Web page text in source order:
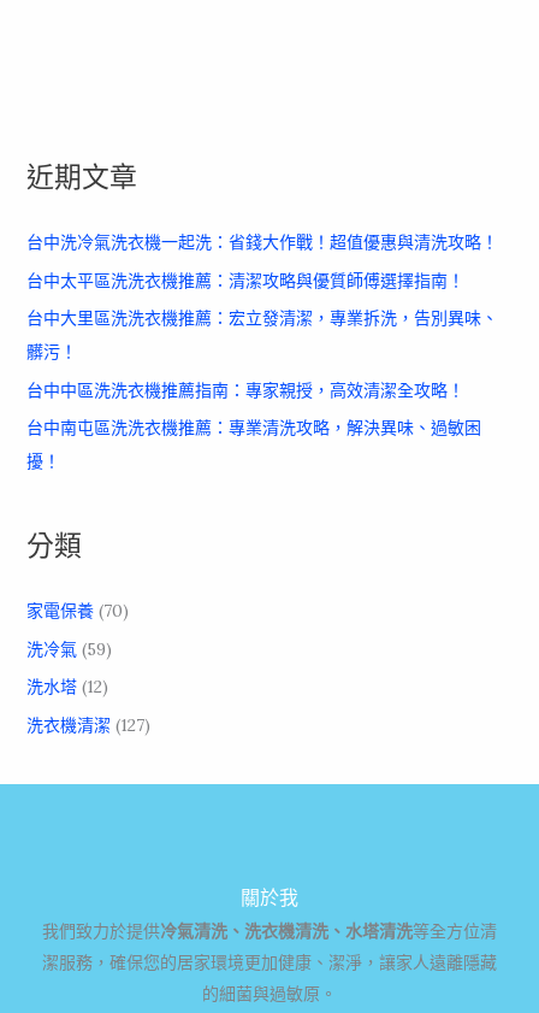
近期文章
台中洗冷氣洗衣機一起洗：省錢大作戰！超值優惠與清洗攻略！
台中太平區洗洗衣機推薦：清潔攻略與優質師傅選擇指南！
台中大里區洗洗衣機推薦：宏立發清潔，專業拆洗，告別異味、
髒污！
台中中區洗洗衣機推薦指南：專家親授，高效清潔全攻略！
台中南屯區洗洗衣機推薦：專業清洗攻略，解決異味、過敏困
擾！
分類
家電保養(70)
洗冷氣(59)
洗水塔(12)
洗衣機清潔 (127)
關於我
我們致力於提供冷氣清洗、洗衣機清洗、水塔清洗等全方位清
潔服務，確保您的居家環境更加健康、潔淨，讓家人遠離隱藏
的細菌與過敏原。